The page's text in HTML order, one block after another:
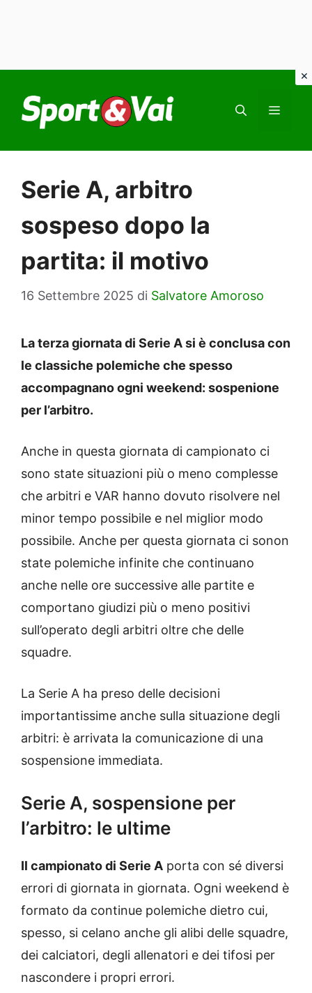
contenuto
Serie A, arbitro
sospeso dopo la
partita: il motivo
16 Settembre 2025 di Salvatore Amoroso
La terza giornata di Serie A si è conclusa con
le classiche polemiche che spesso
accompagnano ogni weekend: sospenione
per l’arbitro.
Anche in questa giornata di campionato ci
sono state situazioni più o meno complesse
che arbitri e VAR hanno dovuto risolvere nel
minor tempo possibile e nel miglior modo
possibile. Anche per questa giornata ci sonon
state polemiche infinite che continuano
anche nelle ore successive alle partite e
comportano giudizi più o meno positivi
sull’operato degli arbitri oltre che delle
squadre.
La Serie A ha preso delle decisioni
importantissime anche sulla situazione degli
arbitri: è arrivata la comunicazione di una
sospensione immediata.
Serie A, sospensione per
l’arbitro: le ultime
Il campionato di Serie A porta con sé diversi
errori di giornata in giornata. Ogni weekend è
formato da continue polemiche dietro cui,
spesso, si celano anche gli alibi delle squadre,
dei calciatori, degli allenatori e dei tifosi per
nascondere i propri errori.